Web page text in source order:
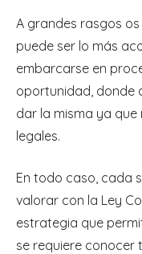
A grandes rasgos
puede ser lo más
embarcarse en
oportunidad, donde
dar la misma ya que
legales.
En todo caso, cada
valorar con la Ley
estrategia que
se requiere conocer